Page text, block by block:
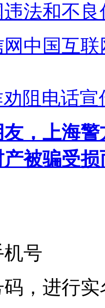
违法和不
中国互
劝阻电话宣
，上海
被骗受
号
，进行